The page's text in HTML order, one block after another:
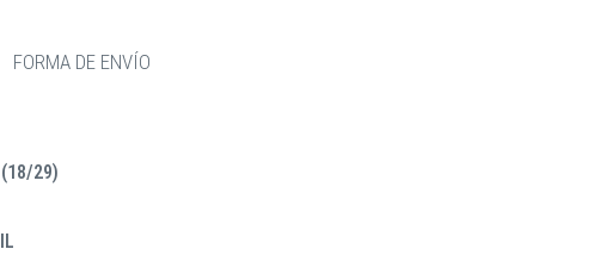
FORMA DE ENVÍO
29)